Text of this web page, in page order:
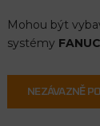
Mohou být
systémy FANUC
NEZÁVAZNĚ